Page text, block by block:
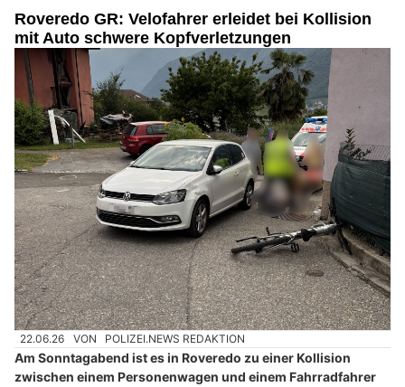
Roveredo GR: Velofahrer erleidet bei Kollision
mit Auto schwere Kopfverletzungen
22.06.26 VON POLIZEI.NEWS REDAKTION
Am Sonntagabend ist es in Roveredo zu einer Kollision
zwischen einem Personenwagen und einem Fahrradfahrer